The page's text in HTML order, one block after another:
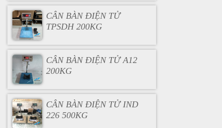
CÂN BÀN ĐIỆN TỬ
TPSDH 200KG
CÂN BÀN ĐIỆN TỬ A12
200KG
CÂN BÀN ĐIỆN TỬ IND
226 500KG